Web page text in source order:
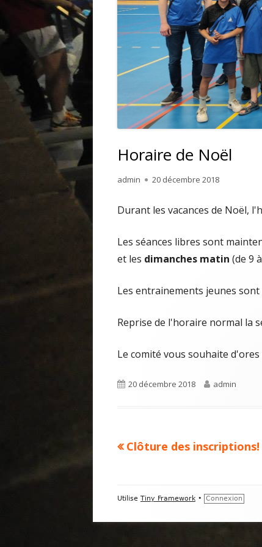
Horaire de Noël
Auteur
admin
Publié
20 décembre 2018
Durant les vacances de Noël,
Les séances libres sont
et les dimanches matin (de 9
Les entrainements jeunes
Reprise de l'horaire normal la
Le comité vous souhaite
Publié
20 décembre 2018 Auteur
admin
Navigation
l’article
Article
Clôture des inscriptions!
Contenu
Utilise Tiny Framework • Connexion